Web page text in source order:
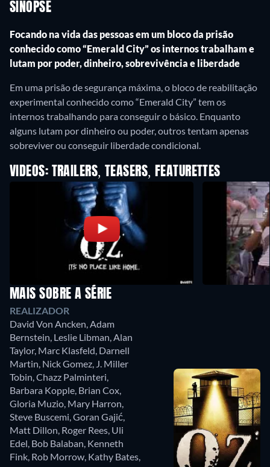
SINOPSE
Focando na vida das pessoas em um bloco da prisão
conhecido como “Emerald City” os internos trabalham e
lutam por poder, dinheiro, sobrevivência e liberdade
Em uma prisão de segurança máxima, o bloco de reabilitação
experimental conhecido como “Emerald City” tem os
internos trabalhando para conseguir o básico. Enquanto
alguns lutam por dinheiro ou poder, outros tentam apenas
sobreviver ou conseguir liberdade condicional.
VIDEOS: TRAILERS, TEASERS, FEATURETTES
MAIS SOBRE A SÉRIE
REALIZADOR
David Von Ancken,Adam
Bernstein, Leslie Libman,Alan
Taylor, Marc Klasfeld, Darnell
Martin, Nick Gomez, J. Miller
Tobin,Chazz Palminteri,
Barbara Kopple, Brian Cox,
Gloria Muzio, Mary Harron,
Steve Buscemi,Goran Gajić,
Matt Dillon, Roger Rees, Uli
Edel, Bob Balaban, Kenneth
Fink, Rob Morrow, Kathy Bates,